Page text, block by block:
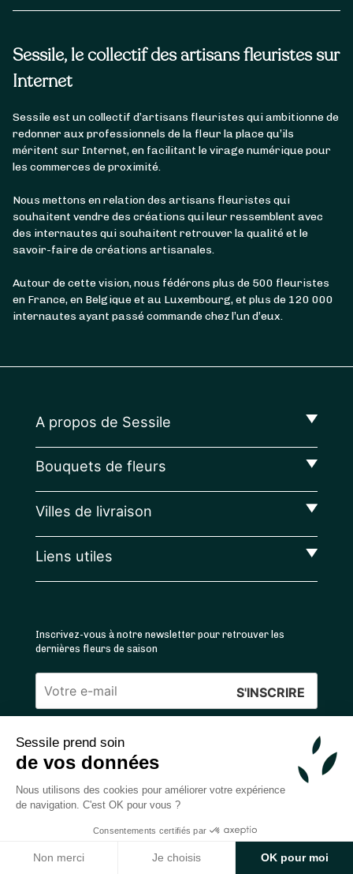
Sessile prend soin
de vos données
Nous utilisons des cookies pour améliorer votre expérience
de navigation. C'est OK pour vous ?
Consentements certifiés par
Non merci Je choisis OK pour moi
Ajouter au panier
Sessile, le collectif des artisans fleuristes sur
Internet
Sessile est un collectif d’artisans fleuristes qui ambitionne de
redonner aux professionnels de la fleur la place qu’ils
méritent sur Internet, en facilitant le virage numérique pour
les commerces de proximité.
Nous mettons en relation des artisans fleuristes qui
souhaitent vendre des créations qui leur ressemblent avec
des internautes qui souhaitent retrouver la qualité et le
savoir-faire de créations artisanales.
Autour de cette vision, nous fédérons plus de 500 fleuristes
en France, en Belgique et au Luxembourg, et plus de 120 000
internautes ayant passé commande chez l’un d’eux.
A propos de Sessile
Bouquets de fleurs
Villes de livraison
Liens utiles
Inscrivez-vous à notre newsletter pour retrouver les
dernières fleurs de saison
Veuillez
ce
champ
4.4 /5 ⭐ | 120 000+ bouquets livrés |
Achats 100% sécurisés
2026 — © Sessile SAS